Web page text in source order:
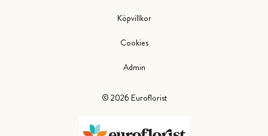
© 2026 Euroflorist
Köpvillkor
Cookies
Admin